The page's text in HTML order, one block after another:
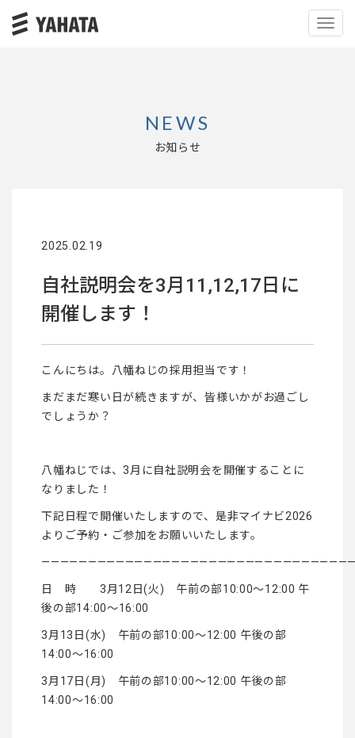
NEWS
お知らせ
2025.02.19
自社説明会を3月11,12,17日に
開催します！
こんにちは。八幡ねじの採用担当です！
まだまだ寒い日が続きますが、皆様いかがお過ごし
でしょうか？
八幡ねじでは、3月に自社説明会を開催することに
なりました！
下記日程で開催いたしますので、是非マイナビ2026
よりご予約・ご参加をお願いいたします。
日 時 3月12日(火) 午前の部10:00～12:00 午
後の部14:00～16:00
3月13日(水) 午前の部10:00～12:00 午後の部
14:00～16:00
3月17日(月) 午前の部10:00～12:00 午後の部
14:00～16:00